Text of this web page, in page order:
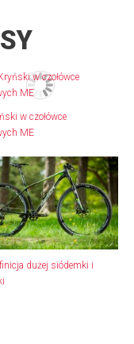
w czołówce
ME
dużej siódemki i